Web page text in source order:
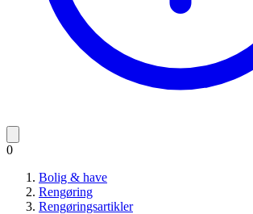
0
Bolig & have
Rengøring
Rengøringsartikler